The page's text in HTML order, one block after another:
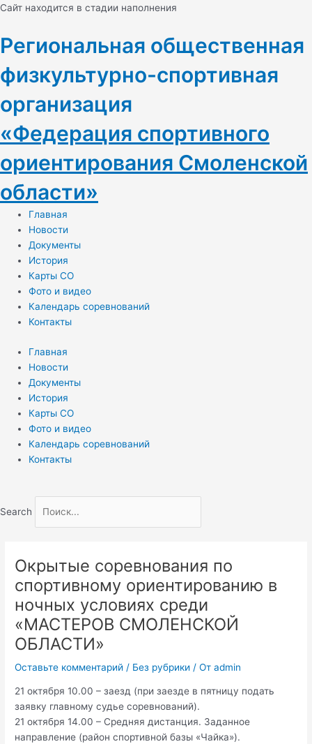
Перейти
содержимому
Cайт находится в стадии наполнения
Региональная общественная
физкультурно-спортивная
организация
«Федерация спортивного
ориентирования Смоленской
области»
Главная
Новости
Документы
История
Карты СО
Фото и видео
Календарь соревнований
Контакты
Главная
Новости
Документы
История
Карты СО
Фото и видео
Календарь соревнований
Контакты
Search
Окрытые соревнования по
спортивному ориентированию в
ночных условиях среди
«МАСТЕРОВ СМОЛЕНСКОЙ
ОБЛАСТИ»
Оставьте комментарий / Без рубрики / Отadmin
21 октября 10.00 – заезд (при заезде в пятницу подать
заявку главному судье соревнований).
21 октября 14.00 – Средняя дистанция. Заданное
направление (район спортивной базы «Чайка»).
Навигация
записям